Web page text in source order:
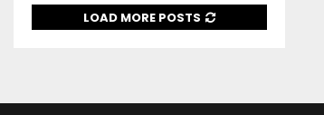
LOAD MORE POSTS